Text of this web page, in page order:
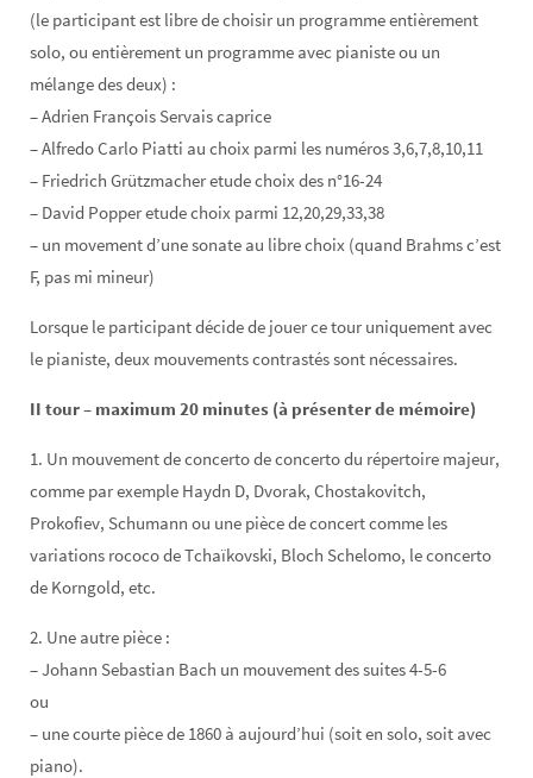
(le participant est libre de choisir un programme entièrement
solo, ou entièrement un programme avec pianiste ou un
mélange des deux) :
– Adrien François Servais caprice
– Alfredo Carlo Piatti au choix parmi les numéros 3,6,7,8,10,11
– Friedrich Grützmacher etude choix des n°16-24
– David Popper etude choix parmi 12,20,29,33,38
– un movement d’une sonate au libre choix (quand Brahms c’est
F, pas mi mineur)
Lorsque le participant décide de jouer ce tour uniquement avec
le pianiste, deux mouvements contrastés sont nécessaires.
II tour – maximum 20 minutes (à présenter de mémoire)
1. Un mouvement de concerto de concerto du répertoire majeur,
comme par exemple Haydn D, Dvorak, Chostakovitch,
Prokofiev, Schumann ou une pièce de concert comme les
variations rococo de Tchaïkovski, Bloch Schelomo, le concerto
de Korngold, etc.
2. Une autre pièce :
– Johann Sebastian Bach un mouvement des suites 4-5-6
ou
– une courte pièce de 1860 à aujourd’hui (soit en solo, soit avec
piano).